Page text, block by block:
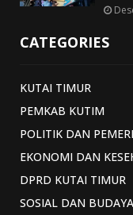
CATEGORIES
KUTAI TIMUR
PEMKAB KUTIM
POLITIK DAN
EKONOMI DAN
DPRD KUTAI TIMUR
SOSIAL DAN BUDAYA